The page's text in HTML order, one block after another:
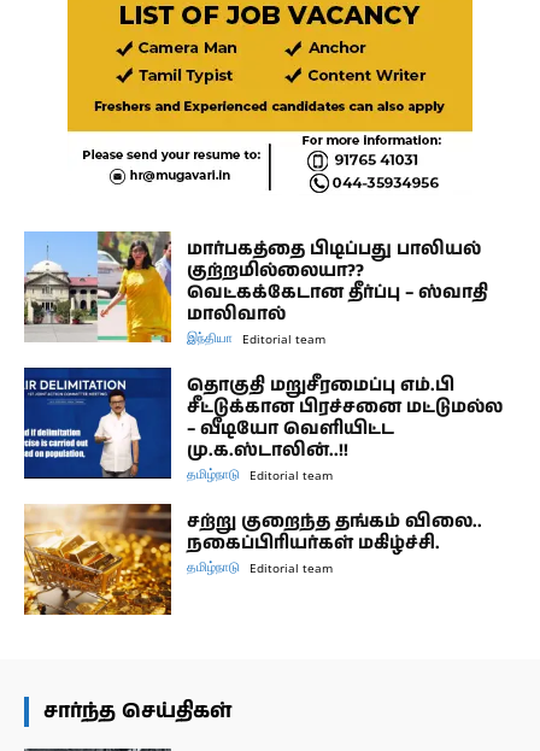
மார்பகத்தை பிடிப்பது பாலியல்
குற்றமில்லையா??
வெட்கக்கேடான தீர்ப்பு – ஸ்வாதி
மாலிவால்
இந்தியா Editorial team
தொகுதி மறுசீரமைப்பு எம்.பி
சீட்டுக்கான பிரச்சனை மட்டுமல்ல
– வீடியோ வெளியிட்ட
மு.க.ஸ்டாலின்..!!
தமிழ்நாடு Editorial team
சற்று குறைந்த தங்கம் விலை..
நகைப்பிரியர்கள் மகிழ்ச்சி.
தமிழ்நாடு Editorial team
சார்ந்த செய்திகள்